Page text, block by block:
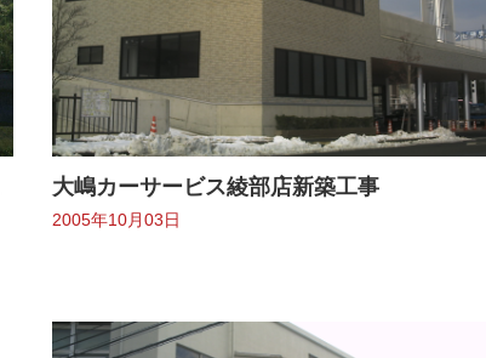
大嶋カーサービス綾部店新築工事
2005年10月03日